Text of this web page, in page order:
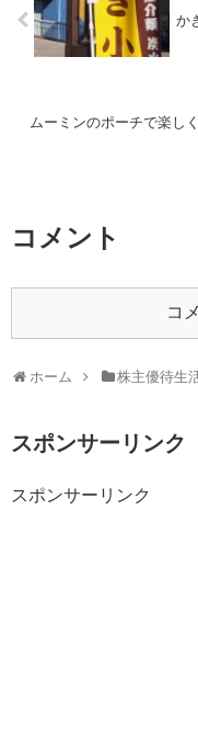
か
ムーミンのポーチで楽し
コメント
コ
ホーム 株主優待生
スポンサーリンク
スポンサーリンク